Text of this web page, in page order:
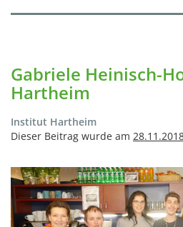
Gabriele Heinisch-
Hartheim
Institut Hartheim
Dieser Beitrag wurde am